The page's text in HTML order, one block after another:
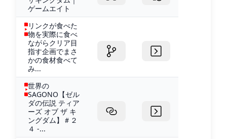
ゲームエイト
リンクが食べた
物を実際に食べ
ながらクリア目
指す企画でまさ
かの食材食べて
み...
世界の
SAGONO【ゼル
ダの伝説 ティア
ーズ オブ ザ キ
ングダム】＃２
４ -...